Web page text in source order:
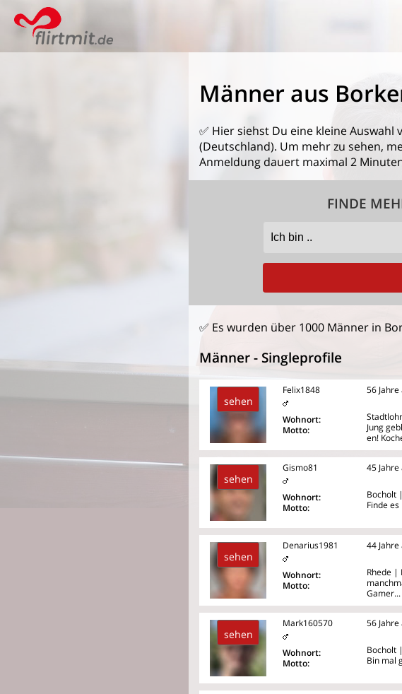
Männer aus
✅ Hier siehst Du eine kleine Auswahl
(Deutschland). Um mehr zu sehen,
Anmeldung dauert maximal 2
FINDE
✅ Es wurden über 1000 Männer in
Männer - Singleprofile
sehen
Felix1848
Wohnort:
Motto:
56 Jahre
Jung
en!
sehen
Gismo81
Wohnort:
Motto:
45 Jahre
Bocholt
Finde
sehen
Denarius1981
Wohnort:
Motto:
44 Jahre
Rhede |
Gamer...
sehen
Mark160570
Wohnort:
Motto:
56 Jahre
Bocholt
Bin mal